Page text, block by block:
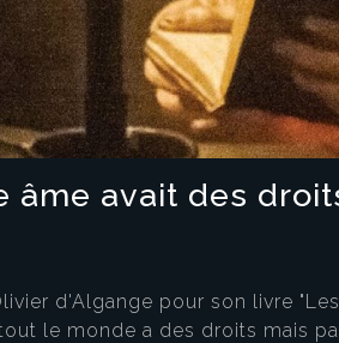
âme avait des
d'Algange pour son livre
le monde a des droits mais